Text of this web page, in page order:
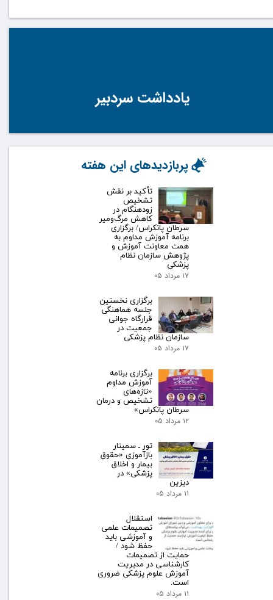
یادداشت سردبیر
تأکید بر نقش
تشخیص
زودهنگام در
کاهش مرگ‌ومیر
سرطان پانکراس/ برگزاری
برنامه آموزش مداوم به
همت معاونت آموزش و
پژوهش سازمان نظام
پزشکی
۱۷ مرداد ۰۵
برگزاری نخستین
جلسه هماهنگی
قرارگاه جوانی
جمعیت در
سازمان نظام پزشکی
۱۷ مرداد ۰۵
برگزاری برنامه
آموزش مداوم
«تازه‌های
تشخیص و درمان
سرطان پانکراس»
۱۲ مرداد ۰۵
تور ـ سمینار
بازآموزی «حقوق
بیمار و اخلاق
پزشکی» در
دیزین
۱۱ مرداد ۰۵
استقلال
تصمیمات علمی
و آموزشی باید
حفظ شود /
حمایت از تصمیمات
کارشناسی در مدیریت
آموزش علوم پزشکی ضروری
است.
۱۱ مرداد ۰۵
پربازدیدهای این هفته